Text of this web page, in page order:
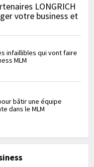
LONGRICH
votre business et
infaillibles qui vont faire
MLM
bâtir une équipe
dans le MLM